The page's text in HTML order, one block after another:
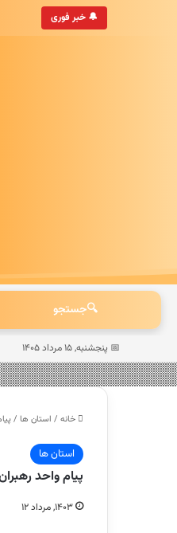
🔔 خبر فوری
• به‌روزترین خبرگزاری ایرانی
🔍جستجو
📅 پنجشنبه, ۱۵ مرداد ۱۴۰۵
خانه / استان ها /
استان ها
پیام واحد
۱۴۰۳, مرداد ۱۲